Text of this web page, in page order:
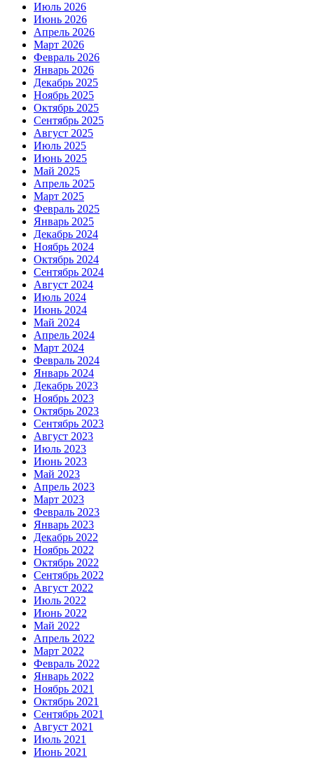
Июль 2026
Июнь 2026
Апрель 2026
Март 2026
Февраль 2026
Январь 2026
Декабрь 2025
Ноябрь 2025
Октябрь 2025
Сентябрь 2025
Август 2025
Июль 2025
Июнь 2025
Май 2025
Апрель 2025
Март 2025
Февраль 2025
Январь 2025
Декабрь 2024
Ноябрь 2024
Октябрь 2024
Сентябрь 2024
Август 2024
Июль 2024
Июнь 2024
Май 2024
Апрель 2024
Март 2024
Февраль 2024
Январь 2024
Декабрь 2023
Ноябрь 2023
Октябрь 2023
Сентябрь 2023
Август 2023
Июль 2023
Июнь 2023
Май 2023
Апрель 2023
Март 2023
Февраль 2023
Январь 2023
Декабрь 2022
Ноябрь 2022
Октябрь 2022
Сентябрь 2022
Август 2022
Июль 2022
Июнь 2022
Май 2022
Апрель 2022
Март 2022
Февраль 2022
Январь 2022
Ноябрь 2021
Октябрь 2021
Сентябрь 2021
Август 2021
Июль 2021
Июнь 2021